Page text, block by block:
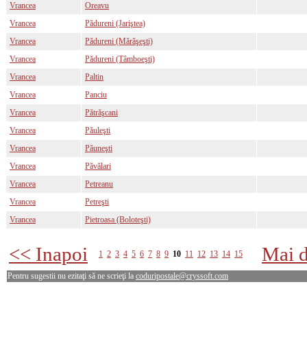
Vrancea
Oreavu
Vrancea
Pădureni (Jariştea)
Vrancea
Pădureni (Mărăşeşti)
Vrancea
Pădureni (Tâmboeşti)
Vrancea
Paltin
Vrancea
Panciu
Vrancea
Pătrăşcani
Vrancea
Păuleşti
Vrancea
Păuneşti
Vrancea
Păvălari
Vrancea
Petreanu
Vrancea
Petreşti
Vrancea
Pietroasa (Boloteşti)
<< Inapoi 1 2 3 4 5 6 7 8 9 10 11 12 13 14 15 Mai
Pentru sugestii nu ezitaţi să ne scrieţi la coduripostale@cryssoft.com